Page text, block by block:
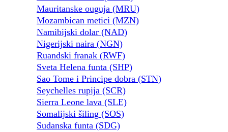
Mauritanske ouguja (MRU)
Mozambican metici (MZN)
Namibijski dolar (NAD)
Nigerijski naira (NGN)
Ruandski franak (RWF)
Sveta Helena funta (SHP)
Sao Tome i Principe dobra (STN)
Seychelles rupija (SCR)
Sierra Leone lava (SLE)
Somalijski šiling (SOS)
Sudanska funta (SDG)